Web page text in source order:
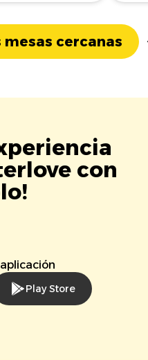
cercanas
con
Play Store